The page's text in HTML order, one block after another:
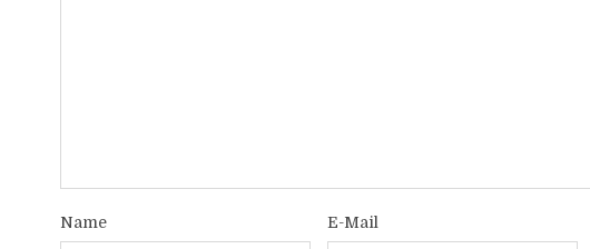
Name E-Mail